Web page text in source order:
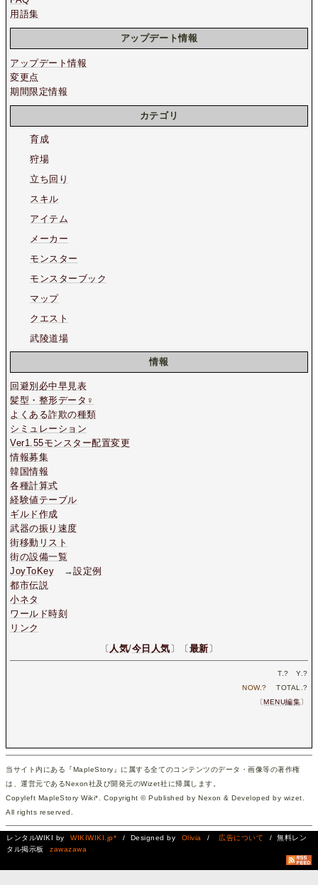
用語集
アップデート情報
アップデート情報
変更点
期間限定情報
カテゴリ
育成
狩場
立ち回り
スキル
アイテム
メーカー
モンスター
モンスターブック
マップ
クエスト
武陵道場
情報
回避別必中早見表
髪型・整形データ♀
よくある詐欺の種類
シミュレーション
Ver1.55モンスター配置変更
情報募集
韓国情報
各種計算式
経験値テーブル
ギルド作成
武器の振り速度
街移動リスト
街の設備一覧
JoyToKey →設定例
都市伝説
小ネタ
ワールド時刻
リンク
〔 人気/今日人気 〕〔 最新 〕
T.? Y.?
NOW.? TOTAL.?
〔MENU編集〕
当サイト内にある『MapleStory』に属する全てのコンテンツのデータ・画像等の著作権
は、運営元であるNexon社及び開発元のWizet社に帰属します。
Copyleft MapleStory Wiki*. Copyright © Published by Nexon & Developed by wizet.
All rights reserved.
レンタルWIKI by WIKIWIKI.jp* / Designed by Olivia / 広告について
/ 無料レン
タル掲示板
zawazawa